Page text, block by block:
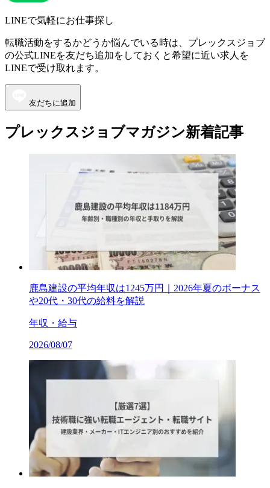
LINEで気軽にお仕事探し
転職活動をするかどうか悩んでいる時は、プレックスジョブ
の公式LINEを友だち追加をしておくと希望に近い求人を
LINEで受け取れます。
友だちに追加
プレックスジョブマガジン新着記事
鹿島建設の平均年収は1245万円｜2026年夏のボーナス
や20代・30代の給料を解説
年収・給与
2026/08/07